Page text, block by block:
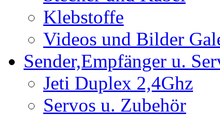
Klebstoffe
Videos und Bilder
Sender,Empfänger u.
Jeti Duplex 2,4Ghz
Servos u. Zubehör